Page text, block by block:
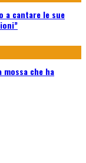
a cantare le sue
che ha